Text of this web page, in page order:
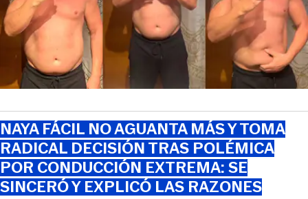
NAYA FÁCIL NO AGUANTA MÁS Y TOMA
RADICAL DECISIÓN TRAS POLÉMICA
POR CONDUCCIÓN EXTREMA: SE
SINCERÓ Y EXPLICÓ LAS RAZONES